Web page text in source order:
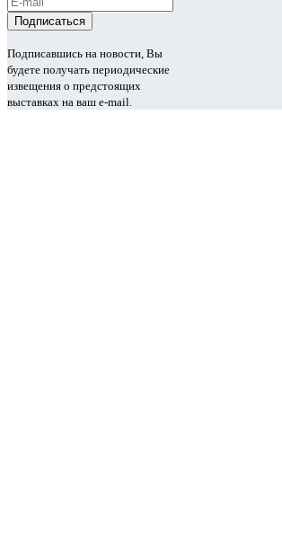
Подписавшись на новости, Вы
будете получать периодические
извещения о предстоящих
выставках на ваш e-mail.